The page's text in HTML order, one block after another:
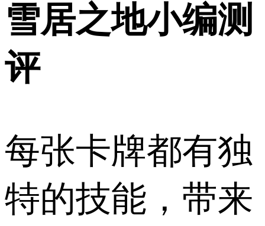
雪居之地小编测
评
每张卡牌都有独
特的技能，带来